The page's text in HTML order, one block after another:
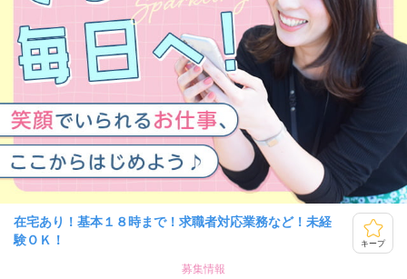
在宅あり！基本１８時まで！求職者対応業務など！未経
験ＯＫ！
キープ
募集情報